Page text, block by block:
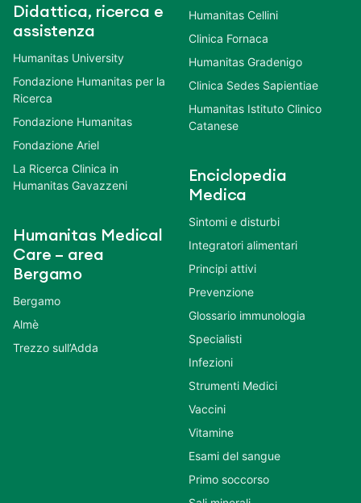
Didattica, ricerca e
assistenza
Humanitas University
Fondazione Humanitas per la
Ricerca
Fondazione Humanitas
Fondazione Ariel
La Ricerca Clinica in
Humanitas Gavazzeni
Humanitas Medical
Care – area
Bergamo
Bergamo
Almè
Trezzo sull’Adda
Humanitas Cellini
Clinica Fornaca
Humanitas Gradenigo
Clinica Sedes Sapientiae
Humanitas Istituto Clinico
Catanese
Enciclopedia
Medica
Sintomi e disturbi
Integratori alimentari
Principi attivi
Prevenzione
Glossario immunologia
Specialisti
Infezioni
Strumenti Medici
Vaccini
Vitamine
Esami del sangue
Primo soccorso